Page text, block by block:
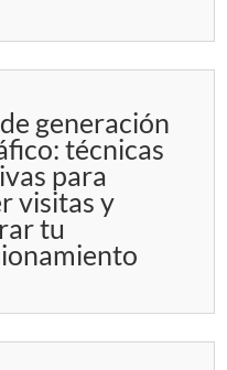
generación
técnicas
para
visitas y
tu